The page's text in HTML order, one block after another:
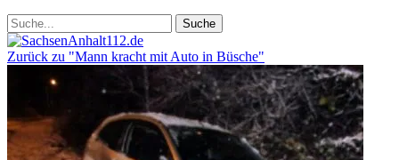
Zurück zu "Mann kracht mit Auto in Büsche"